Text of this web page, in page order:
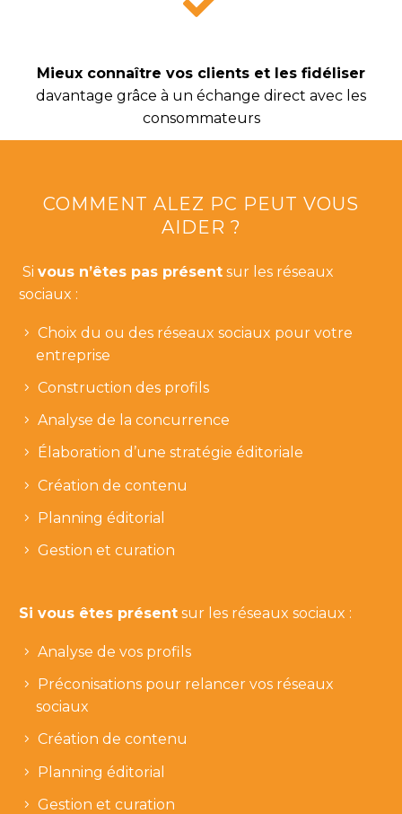
Mieux connaître vos clients et les fidéliser
davantage grâce à un échange direct avec les
consommateurs
COMMENT ALEZ PC PEUT VOUS
AIDER ?
Si vous n’êtes pas présent sur les réseaux
sociaux :
Choix du ou des réseaux sociaux pour votre
entreprise
Construction des profils
Analyse de la concurrence
Élaboration d’une stratégie éditoriale
Création de contenu
Planning éditorial
Gestion et curation
Si vous êtes présent sur les réseaux sociaux :
Analyse de vos profils
Préconisations pour relancer vos réseaux
sociaux
Création de contenu
Planning éditorial
Gestion et curation